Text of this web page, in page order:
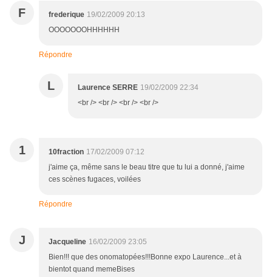
F frederique 19/02/2009 20:13
OOOOOOOHHHHHH
Répondre
L Laurence SERRE 19/02/2009 22:34
<br /> <br /> <br /> <br />
1 10fraction 17/02/2009 07:12
j'aime ça, même sans le beau titre que tu lui a donné, j'aime
ces scènes fugaces, voilées
Répondre
J Jacqueline 16/02/2009 23:05
Bien!!! que des onomatopées!!!Bonne expo Laurence...et à
bientot quand memeBises